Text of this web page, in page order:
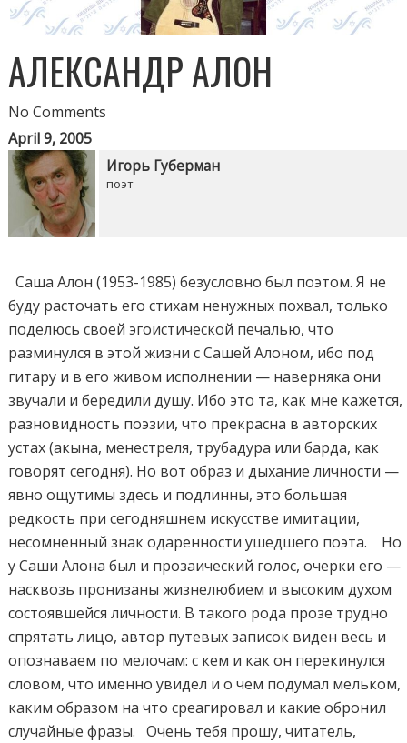
АЛЕКСАНДР АЛОН
No Comments
April 9, 2005
Игорь Губерман
поэт
Саша Алон (1953-1985) безусловно был поэтом. Я не
буду расточать его стихам ненужных похвал, только
поделюсь своей эгоистической печалью, что
разминулся в этой жизни с Сашей Алоном, ибо под
гитару и в его живом исполнении — наверняка они
звучали и бередили душу. Ибо это та, как мне кажется,
разновидность поэзии, что прекрасна в авторских
устах (акына, менестреля, трубадура или барда, как
говорят сегодня). Но вот образ и дыхание личности —
явно ощутимы здесь и подлинны, это большая
редкость при сегодняшнем искусстве имитации,
несомненный знак одаренности ушедшего поэта. Но
у Саши Алона был и прозаический голос, очерки его —
насквозь пронизаны жизнелюбием и высоким духом
состоявшейся личности. В такого рода прозе трудно
спрятать лицо, автор путевых записок виден весь и
опознаваем по мелочам: с кем и как он перекинулся
словом, что именно увидел и о чем подумал мельком,
каким образом на что среагировал и какие обронил
случайные фразы. Очень тебя прошу, читатель,